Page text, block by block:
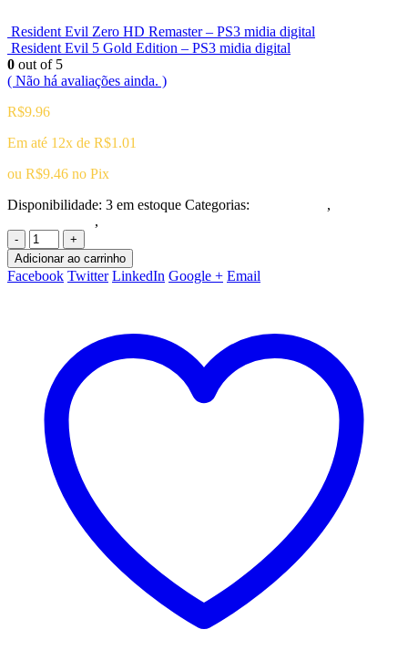
Resident Evil Zero HD Remaster – PS3 midia digital
Resident Evil 5 Gold Edition – PS3 midia digital
0 out of 5
( Não há avaliações ainda. )
R$9.96
Em até 12x de R$1.01
ou R$9.46 no Pix
Disponibilidade: 3 em estoque Categorias:
,
,
-
+
Adicionar ao carrinho
Facebook Twitter LinkedIn Google + Email